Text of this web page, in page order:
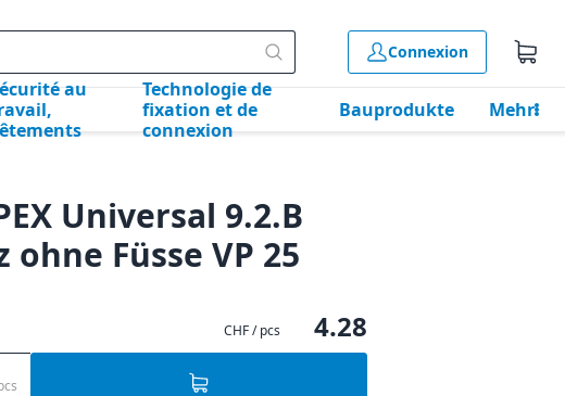
Connexion
au
Technologie de
fixation et de
connexion
Bauprodukte Mehr
Universal 9.2.B
ohne Füsse VP 25
CHF / pcs 4.28